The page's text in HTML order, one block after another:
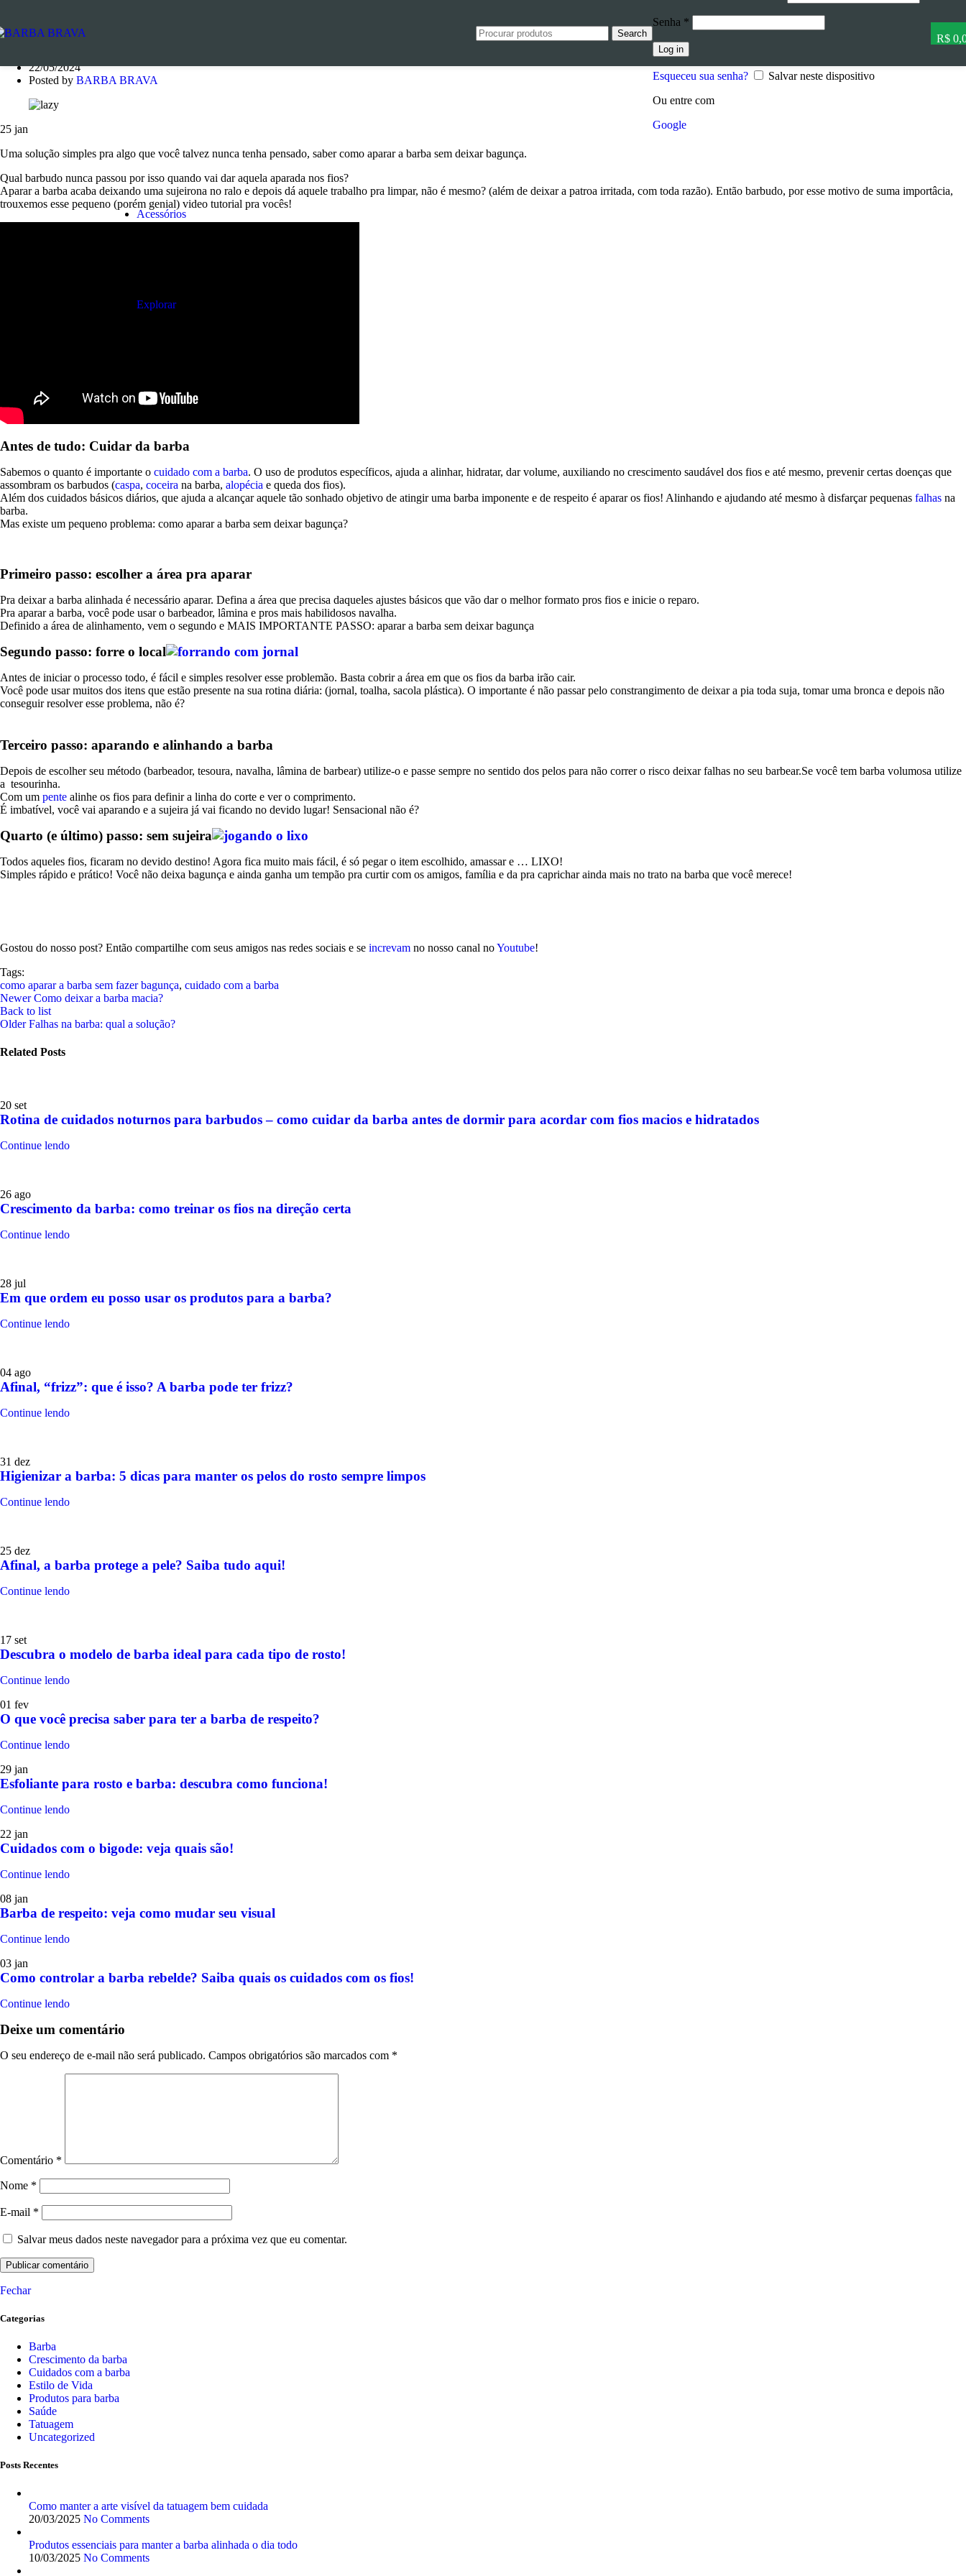
Este produto tem várias variantes. As opções podem ser escolhidas na
página do produto
R$ 314,60 R$267,41
Acessórios
Explorar
Breeze
Por função
Limpeza
Alinhamento
Crescimento
Por Comprimento
Barba Curta
Coleções
Destaques
Mais Vendidos
Melhores Avaliados
Em Promoção
Search
Senha *
Log in
Esqueceu sua senha?
Salvar neste dispositivo
Ou entre com
Google
R$
Barba,Cuidados com a barba
22/05/2024
Posted by BARBA BRAVA
25 jan
Uma solução simples pra algo que você talvez nunca tenha pensado, saber como aparar a barba sem deixar bagunça.
Qual barbudo nunca passou por isso quando vai dar aquela aparada nos fios?
Aparar a barba acaba deixando uma sujeirona no ralo e depois dá aquele trabalho pra limpar, não é mesmo? (além de deixar a patroa irritada, com toda razão). Então barbudo, por esse motivo de suma importâcia,
trouxemos esse pequeno (porém genial) video tutorial pra vocês!
Antes de tudo: Cuidar da barba
Sabemos o quanto é importante o cuidado com a barba. O uso de produtos específicos, ajuda a alinhar, hidratar, dar volume, auxiliando no crescimento saudável dos fios e até mesmo, prevenir certas doenças que
assombram os barbudos (caspa, coceira na barba, alopécia e queda dos fios).
Além dos cuidados básicos diários, que ajuda a alcançar aquele tão sonhado objetivo de atingir uma barba imponente e de respeito é aparar os fios! Alinhando e ajudando até mesmo à disfarçar pequenas falhas na
barba.
Mas existe um pequeno problema: como aparar a barba sem deixar bagunça?
Primeiro passo: escolher a área pra aparar
Pra deixar a barba alinhada é necessário aparar. Defina a área que precisa daqueles ajustes básicos que vão dar o melhor formato pros fios e inicie o reparo.
Pra aparar a barba, você pode usar o barbeador, lâmina e pros mais habilidosos navalha.
Definido a área de alinhamento, vem o segundo e MAIS IMPORTANTE PASSO: aparar a barba sem deixar bagunça
Segundo passo: forre o local
Antes de iniciar o processo todo, é fácil e simples resolver esse problemão. Basta cobrir a área em que os fios da barba irão cair.
Você pode usar muitos dos itens que estão presente na sua rotina diária: (jornal, toalha, sacola plástica). O importante é não passar pelo constrangimento de deixar a pia toda suja, tomar uma bronca e depois não
conseguir resolver esse problema, não é?
Terceiro passo: aparando e alinhando a barba
Depois de escolher seu método (barbeador, tesoura, navalha, lâmina de barbear) utilize-o e passe sempre no sentido dos pelos para não correr o risco deixar falhas no seu barbear.Se você tem barba volumosa utilize
a tesourinha.
Com um pente alinhe os fios para definir a linha do corte e ver o comprimento.
É imbatível, você vai aparando e a sujeira já vai ficando no devido lugar! Sensacional não é?
Quarto (e último) passo: sem sujeira
Todos aqueles fios, ficaram no devido destino! Agora fica muito mais fácil, é só pegar o item escolhido, amassar e … LIXO!
Simples rápido e prático! Você não deixa bagunça e ainda ganha um tempão pra curtir com os amigos, família e da pra caprichar ainda mais no trato na barba que você merece!
Gostou do nosso post? Então compartilhe com seus amigos nas redes sociais e se increvam no nosso canal noYoutube!
Tags:
como aparar a barba sem fazer bagunça, cuidado com a barba
Newer Como deixar a barba macia?
Back to list
Older Falhas na barba: qual a solução?
Related Posts
20 set
Rotina de cuidados noturnos para barbudos – como cuidar da barba antes de dormir para acordar com fios macios e hidratados
Continue lendo
26 ago
Crescimento da barba: como treinar os fios na direção certa
Continue lendo
28 jul
Em que ordem eu posso usar os produtos para a barba?
Continue lendo
04 ago
Afinal, “frizz”: que é isso? A barba pode ter frizz?
Continue lendo
31 dez
Higienizar a barba: 5 dicas para manter os pelos do rosto sempre limpos
Continue lendo
25 dez
Afinal, a barba protege a pele? Saiba tudo aqui!
Continue lendo
17 set
Descubra o modelo de barba ideal para cada tipo de rosto!
Continue lendo
01 fev
O que você precisa saber para ter a barba de respeito?
Continue lendo
29 jan
Esfoliante para rosto e barba: descubra como funciona!
Continue lendo
22 jan
Cuidados com o bigode: veja quais são!
Continue lendo
08 jan
Barba de respeito: veja como mudar seu visual
Continue lendo
03 jan
Como controlar a barba rebelde? Saiba quais os cuidados com os fios!
Continue lendo
Deixe um comentário
O seu endereço de e-mail não será publicado. Campos obrigatórios são marcados com *
Comentário *
Nome *
E-mail *
Salvar meus dados neste navegador para a próxima vez que eu comentar.
Fechar
Categorias
Barba
Crescimento da barba
Cuidados com a barba
Estilo de Vida
Produtos para barba
Saúde
Tatuagem
Uncategorized
Posts Recentes
Como manter a arte visível da tatuagem bem cuidada
20/03/2025 No Comments
Produtos essenciais para manter a barba alinhada o dia todo
10/03/2025 No Comments